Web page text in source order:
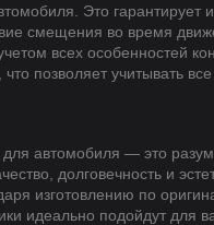
Это гарантирует
смещения во время
всех особенностей
позволяет учитывать
для автомобиля — это
долговечность и
изготовлению по
идеально подойдут для